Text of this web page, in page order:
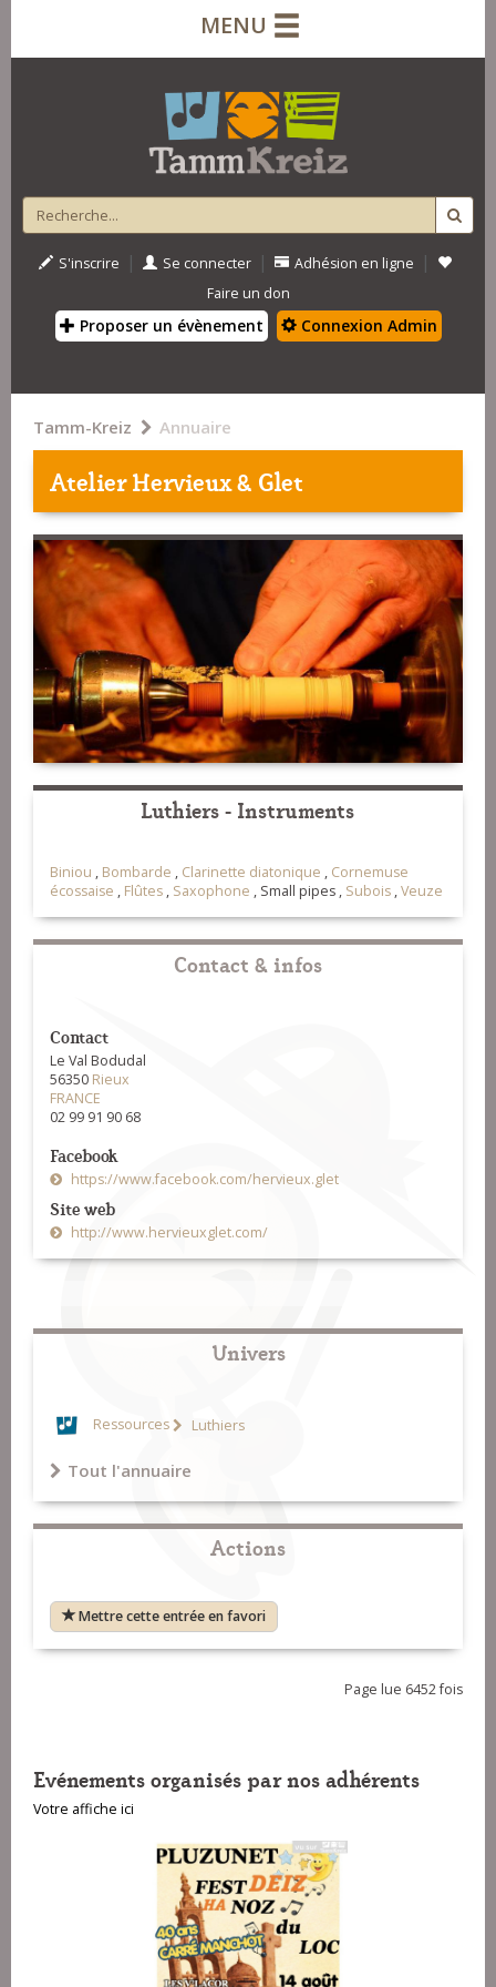
MENU
S'inscrire | Se connecter | Adhésion en ligne |
Faire un don
Proposer un évènement Connexion Admin
Tamm-Kreiz Annuaire
Atelier Hervieux & Glet
Luthiers - Instruments
Biniou , Bombarde , Clarinette diatonique , Cornemuse
écossaise , Flûtes , Saxophone , Small pipes , Subois ,Veuze
Contact & infos
Contact
Le Val Bodudal
56350 Rieux
FRANCE
02 99 91 90 68
Facebook
https://www.facebook.com/hervieux.glet
Site web
http://www.hervieuxglet.com/
Univers
Ressources Luthiers
Tout l'annuaire
Actions
Mettre cette entrée en favori
Page lue 6452 fois
Evénements organisés par nos adhérents
Votre affiche ici